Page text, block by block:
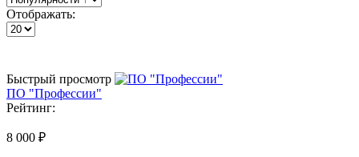
Отображать:
Быстрый просмотр
ПО "Профессии"
Рейтинг:
8 000 ₽